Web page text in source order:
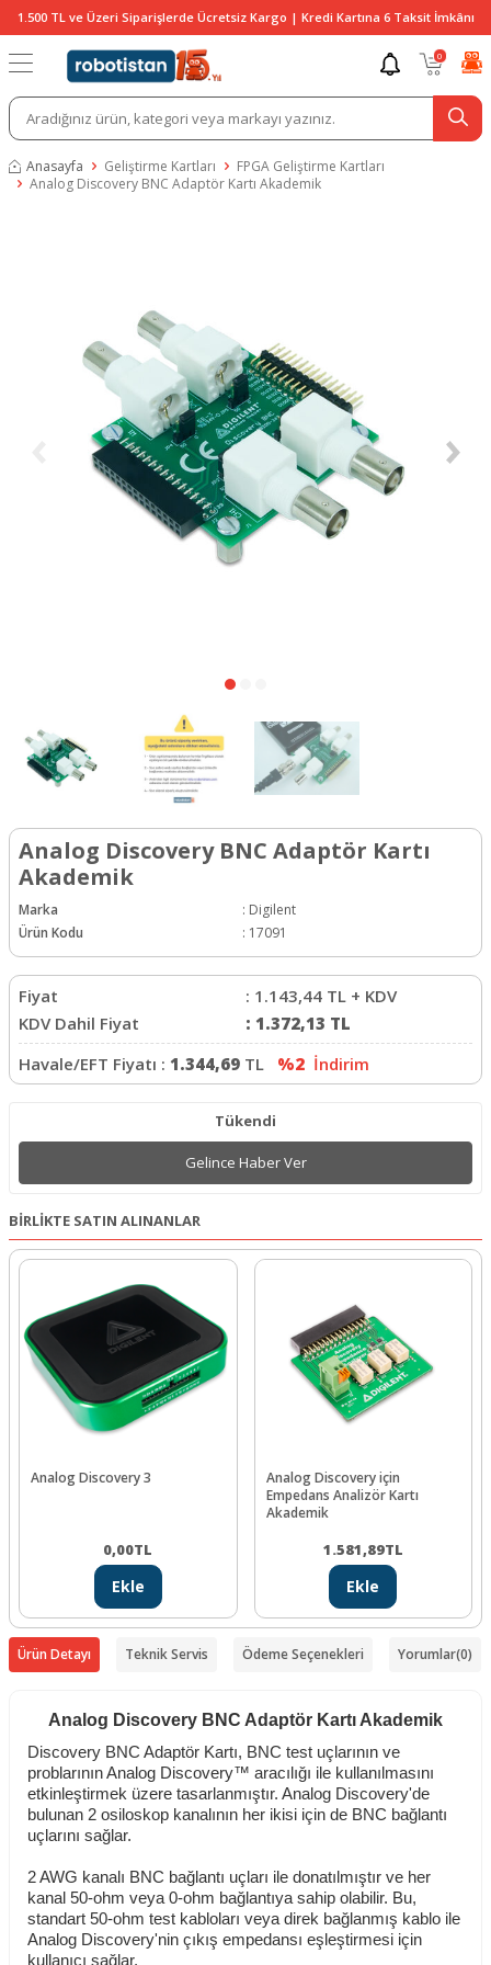
1.500 TL ve Üzeri Siparişlerde Ücretsiz Kargo | Kredi Kartına 6 Taksit İmkânı
0
Anasayfa Geliştirme Kartları
FPGA Geliştirme Kartları
Analog Discovery BNC Adaptör Kartı Akademik
Analog Discovery BNC Adaptör Kartı
Akademik
Marka : Digilent
Ürün Kodu
: 17091
Fiyat : 1.143,44 TL + KDV
KDV Dahil Fiyat
: 1.372,13 TL
Havale/EFT Fiyatı : 1.344,69 TL %2 İndirim
Tükendi
Gelince Haber Ver
BİRLİKTE SATIN ALINANLAR
Analog Discovery 3
0,00TL
Ekle
Analog Discovery için
Empedans Analizör Kartı
Akademik
1.581,89TL
Ekle
Ürün Detayı Teknik Servis Ödeme Seçenekleri Yorumlar(0)
Analog Discovery BNC Adaptör Kartı Akademik
Discovery BNC Adaptör Kartı, BNC test uçlarının ve
problarının Analog Discovery™ aracılığı ile kullanılmasını
etkinleştirmek üzere tasarlanmıştır. Analog Discovery'de
bulunan 2 osiloskop kanalının her ikisi için de BNC bağlantı
uçlarını sağlar.
2 AWG kanalı BNC bağlantı uçları ile donatılmıştır ve her
kanal 50-ohm veya 0-ohm bağlantıya sahip olabilir. Bu,
standart 50-ohm test kabloları veya direk bağlanmış kablo ile
Analog Discovery'nin çıkış empedansı eşleştirmesi için
kullanıcı sağlar.